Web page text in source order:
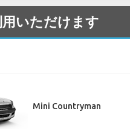
いただけます
Mini Countryman